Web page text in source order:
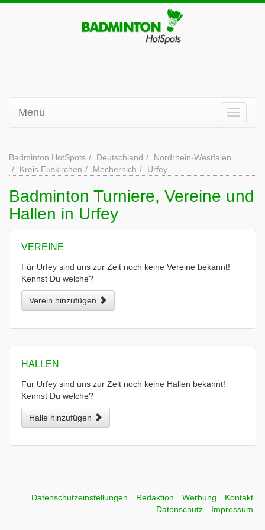
Menü
Badminton HotSpots Deutschland
Nordrhein-Westfalen
Kreis Euskirchen
Mechernich Urfey
Badminton Turniere, Vereine und
Hallen in Urfey
VEREINE
Für Urfey sind uns zur Zeit noch keine Vereine bekannt!
Kennst Du welche?
Verein hinzufügen
HALLEN
Für Urfey sind uns zur Zeit noch keine Hallen bekannt!
Kennst Du welche?
Halle hinzufügen
Datenschutzeinstellungen Redaktion Werbung
Kontakt
Datenschutz
Impressum